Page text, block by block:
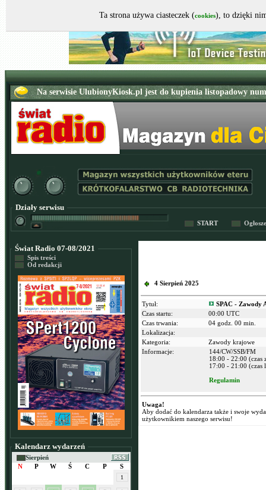
Działy serwisu
START
Świat Radio 07-08/2021
Spis treści
Od redakcji
Kalendarz wydarzeń
Sierpień
N
P W Ś C P S
1
4 Sierpień 2025
Tytuł:
SPAC - Zawody
Czas startu:
00:00 UTC
Czas trwania:
04 godz. 00 min.
Lokalizacja:
Kategoria:
Zawody krajowe
Informacje:
144/CW/SSB/FM
18:00 - 22:00 (czas
17:00 - 21:00 (czas
Regulamin
Uwaga!
Aby dodać do kalendarza także i swoje
użytkownikiem naszego serwisu!
Ta strona używa ciasteczek (cookies), to dzięki